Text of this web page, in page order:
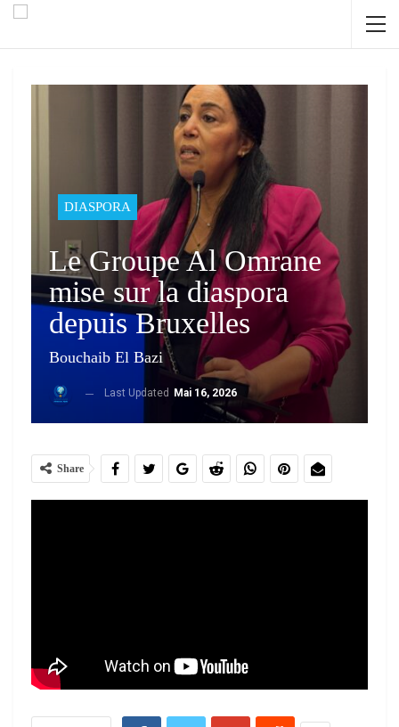
DIASPORA
Le Groupe Al Omrane
mise sur la diaspora
depuis Bruxelles
Bouchaib El Bazi
Last Updated Mai 16, 2026
Share